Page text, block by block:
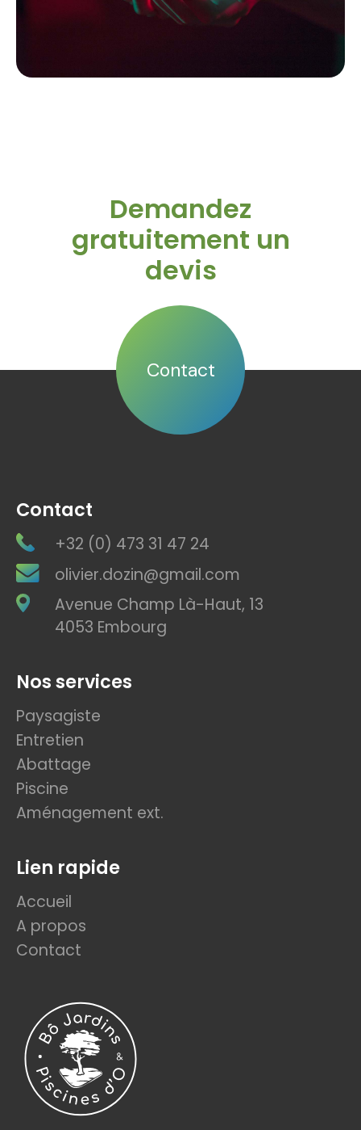
Demandez
gratuitement un
devis
Contact
Contact
+32 (0) 473 31 47 24
olivier.dozin@gmail.com
Avenue Champ Là-Haut, 13
4053 Embourg
Nos services
Paysagiste
Entretien
Abattage
Piscine
Aménagement ext.
Lien rapide
Accueil
A propos
Contact